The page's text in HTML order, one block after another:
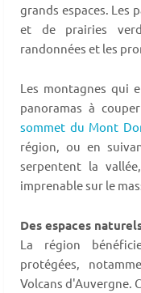
grands espaces. Les
et de prairies
randonnées et les
Les montagnes qui
panoramas à
sommet du Mont
région, ou en
serpentent la
imprenable sur le
Des espaces
La région
protégées,
Volcans d'Auvergne.